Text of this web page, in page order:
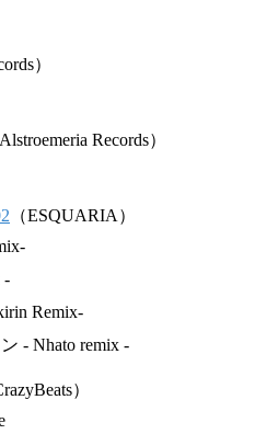
）
Alstroemeria Records）
（ESQUARIA）
-
Remix-
- Nhato remix -
）